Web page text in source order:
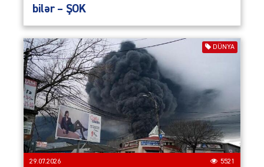
bilər – ŞOK
DÜNYA
29.07.2026 5521